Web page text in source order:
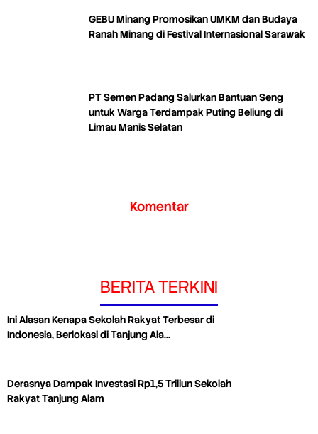
GEBU Minang Promosikan UMKM dan Budaya
Ranah Minang di Festival Internasional Sarawak
PT Semen Padang Salurkan Bantuan Seng
untuk Warga Terdampak Puting Beliung di
Limau Manis Selatan
Komentar
BERITA TERKINI
Ini Alasan Kenapa Sekolah Rakyat Terbesar di
Indonesia, Berlokasi di Tanjung Ala…
Derasnya Dampak Investasi Rp1,5 Triliun Sekolah
Rakyat Tanjung Alam